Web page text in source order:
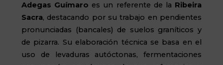
Adegas Guímaro es un referente de la Ribeira
Sacra, destacando por su trabajo en pendientes
pronunciadas (bancales) de suelos graníticos y
de pizarra. Su elaboración técnica se basa en el
uso de levaduras autóctonas, fermentaciones